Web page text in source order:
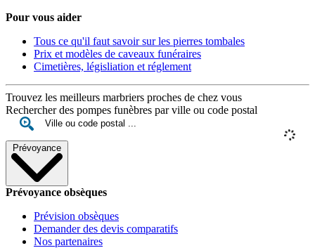
Pour vous aider
Tous ce qu'il faut savoir sur les pierres tombales
Prix et modèles de caveaux funéraires
Cimetières, législiation et réglement
Trouvez les meilleurs marbriers proches de chez vous
Rechercher des pompes funèbres par ville ou code postal
Prévoyance
Prévoyance obsèques
Prévision obsèques
Demander des devis comparatifs
Nos partenaires